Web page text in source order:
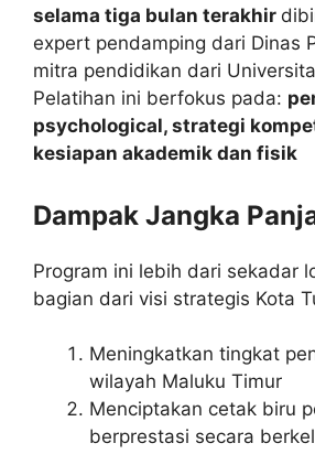
selama tiga bulan terakhir
expert pendamping dari Dinas
mitra pendidikan dari
Pelatihan ini berfokus pada:
psychological, strategi
kesiapan akademik dan fisik
Dampak Jangka
Program ini lebih dari sekadar
bagian dari visi strategis Kota
Meningkatkan tingkat
wilayah Maluku Timur
Menciptakan cetak biru
berprestasi secara